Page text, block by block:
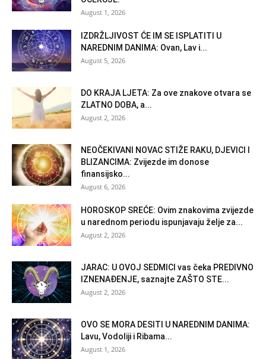
August 1, 2026
IZDRŽLJIVOST ĆE IM SE ISPLATITI U
NAREDNIM DANIMA: Ovan, Lav i...
August 5, 2026
DO KRAJA LJETA: Za ove znakove otvara se
ZLATNO DOBA, a...
August 2, 2026
NEOČEKIVANI NOVAC STIŽE RAKU, DJEVICI I
BLIZANCIMA: Zvijezde im donose
finansijsko...
August 6, 2026
HOROSKOP SREĆE: Ovim znakovima zvijezde
u narednom periodu ispunjavaju želje za...
August 2, 2026
JARAC: U OVOJ SEDMICI vas čeka PREDIVNO
IZNENAĐENJE, saznajte ZAŠTO STE...
August 2, 2026
OVO SE MORA DESITI U NAREDNIM DANIMA:
Lavu, Vodoliji i Ribama...
August 1, 2026